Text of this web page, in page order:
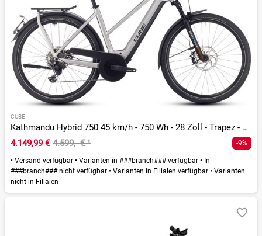
CUBE
Kathmandu Hybrid 750 45 km/h - 750 Wh - 28 Zoll - Trapez - 2026
4.149,99 € 4.599,- €¹ -9%
• Versand verfügbar • Varianten in ###branch### verfügbar • In
###branch### nicht verfügbar • Varianten in Filialen verfügbar • Varianten
nicht in Filialen